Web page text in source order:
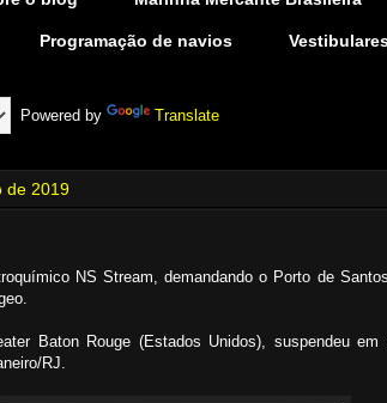
Programação de navios
Powered by Translate
de 2019
NS Stream, demandando o Porto de
Baton Rouge (Estados Unidos), suspendeu em
RJ.